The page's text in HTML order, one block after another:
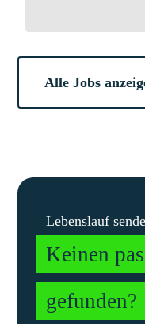
Alle Jobs
Lebenslauf
Keinen
gefunden?